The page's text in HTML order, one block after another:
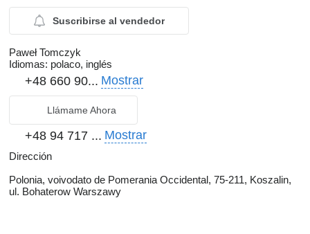
Suscribirse al vendedor
Paweł Tomczyk
Idiomas: polaco, inglés
+48 660 90... Mostrar
Llámame Ahora
+48 94 717 ... Mostrar
Dirección
Polonia, voivodato de Pomerania Occidental, 75-211, Koszalin,
ul. Bohaterow Warszawy